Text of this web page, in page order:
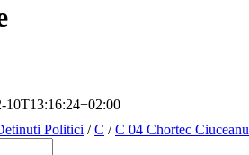
10T13:16:24+02:00
Politici /C /C 04 Chortec Ciuceanu